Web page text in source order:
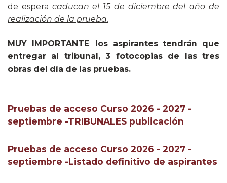
de espera caducan el 15 de diciembre del año de
realización de la prueba.
MUY IMPORTANTE: los aspirantes tendrán que
entregar al tribunal, 3 fotocopias de las tres
obras del día de las pruebas.
Pruebas de acceso Curso 2026 - 2027 -
septiembre -TRIBUNALES publicación
Pruebas de acceso Curso 2026 - 2027 -
septiembre -Listado definitivo de aspirantes